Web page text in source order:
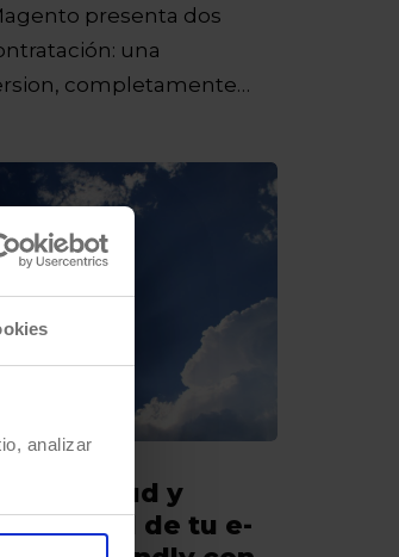
analizar
presenta dos
una
completamente
Cloud y
el frontal de tu e-